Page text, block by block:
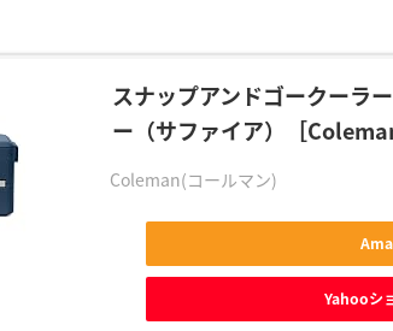
スナップアンドゴークーラ
ー（サファイア）［
Coleman(コールマン)
Yahooシ